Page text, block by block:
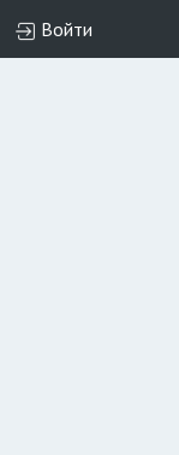
Войти